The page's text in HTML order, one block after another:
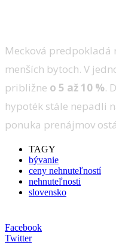
Mecková
menších bytoch. V
približne o 5 až 10 %.
hypoték stále nepadli
ponuka prenájmov
TAGY
bývanie
ceny nehnuteľností
nehnuteľnosti
slovensko
Facebook
Twitter